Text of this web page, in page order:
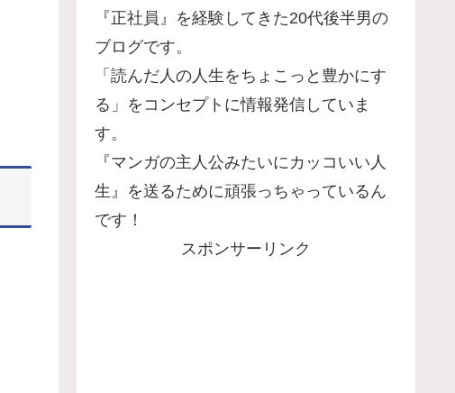
『正社員』を経験してきた20代後半男の
ブログです。
「読んだ人の人生をちょこっと豊かにす
る」をコンセプトに情報発信していま
す。
『マンガの主人公みたいにカッコいい人
生』を送るために頑張っちゃっているん
です！
スポンサーリンク